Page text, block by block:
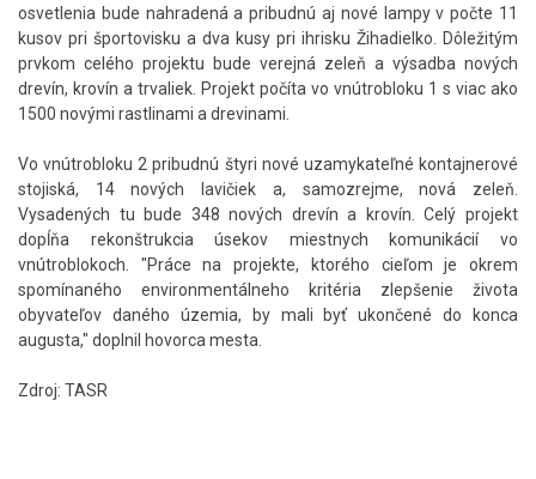
osvetlenia bude nahradená a pribudnú aj nové lampy v počte 11
kusov pri športovisku a dva kusy pri ihrisku Žihadielko. Dôležitým
prvkom celého projektu bude verejná zeleň a výsadba nových
drevín, krovín a trvaliek. Projekt počíta vo vnútrobloku 1 s viac ako
1500 novými rastlinami a drevinami.
Vo vnútrobloku 2 pribudnú štyri nové uzamykateľné kontajnerové
stojiská, 14 nových lavičiek a, samozrejme, nová zeleň.
Vysadených tu bude 348 nových drevín a krovín. Celý projekt
dopĺňa rekonštrukcia úsekov miestnych komunikácií vo
vnútroblokoch. "Práce na projekte, ktorého cieľom je okrem
spomínaného environmentálneho kritéria zlepšenie života
obyvateľov daného územia, by mali byť ukončené do konca
augusta," doplnil hovorca mesta.
Zdroj: TASR